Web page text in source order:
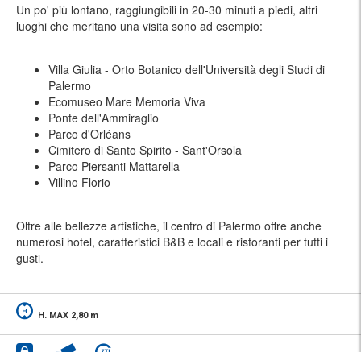
Un po' più lontano, raggiungibili in 20-30 minuti a piedi, altri
luoghi che meritano una visita sono ad esempio:
Villa Giulia - Orto Botanico dell'Università degli Studi di
Palermo
Ecomuseo Mare Memoria Viva
Ponte dell'Ammiraglio
Parco d'Orléans
Cimitero di Santo Spirito - Sant'Orsola
Parco Piersanti Mattarella
Villino Florio
Oltre alle bellezze artistiche, il centro di Palermo offre anche
numerosi hotel, caratteristici B&B e locali e ristoranti per tutti i
gusti.
H. MAX 2,80 m